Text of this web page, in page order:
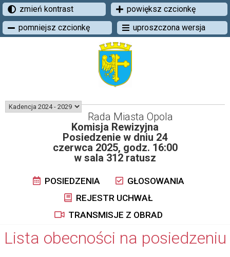
zmień kontrast
powiększ czcionkę
pomniejsz czcionkę
uproszczona wersja
Rada Miasta Opola
Komisja Rewizyjna
Posiedzenie w dniu 24
czerwca 2025, godz. 16:00
w sala 312 ratusz
POSIEDZENIA
GŁOSOWANIA
REJESTR UCHWAŁ
TRANSMISJE Z OBRAD
Lista obecności na posiedzeniu